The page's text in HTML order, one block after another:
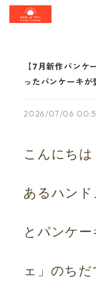
【7月新作パンケ
ったパンケーキ
2026/07/06
こんにちは
あるハン
とパンケ
ェ」のちだ